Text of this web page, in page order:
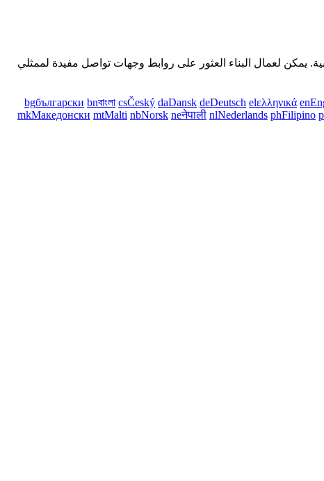
يمكن لعمال البناء العثور على روابط وجهات تواصل مفيدة لممثلي
bgбългарски bnবাংলা csČeský daDansk deDeutsch elελληνικά en
mkМакедонски mtMalti nbNorsk neनेपाली nlNederlands phFilipino